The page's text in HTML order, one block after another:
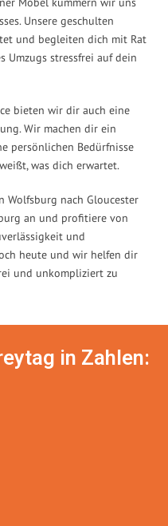
Unsere geschulten
und begleiten dich mit Rat
Umzugs stressfrei auf dein
bieten wir dir auch eine
Wir machen dir ein
persönlichen Bedürfnisse
was dich erwartet.
Wolfsburg nach Gloucester
an und profitiere von
und
heute und wir helfen dir
und unkompliziert zu
in Zahlen: